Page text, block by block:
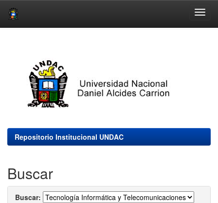
Repositorio Institucional UNDAC
Buscar
Buscar: